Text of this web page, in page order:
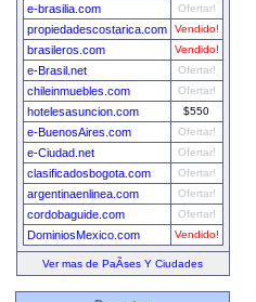
e-brasilia.com Ofertar!
propiedadescostarica.com Vendido!
brasileros.com Vendido!
e-Brasil.net Ofertar!
chileinmuebles.com Ofertar!
hotelesasuncion.com $550
e-BuenosAires.com Ofertar!
e-Ciudad.net Ofertar!
clasificadosbogota.com Ofertar!
argentinaenlinea.com Ofertar!
cordobaguide.com Ofertar!
DominiosMexico.com Vendido!
Ver mas de PaÃ­ses Y Ciudades